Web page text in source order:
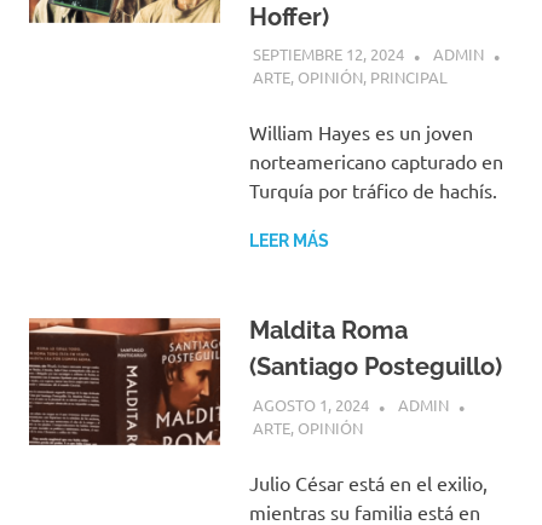
Hoffer)
SEPTIEMBRE 12, 2024
ADMIN
ARTE, OPINIÓN, PRINCIPAL
William Hayes es un joven
norteamericano capturado en
Turquía por tráfico de hachís.
LEER MÁS
Maldita Roma
(Santiago Posteguillo)
AGOSTO 1, 2024
ADMIN
ARTE, OPINIÓN
Julio César está en el exilio,
mientras su familia está en